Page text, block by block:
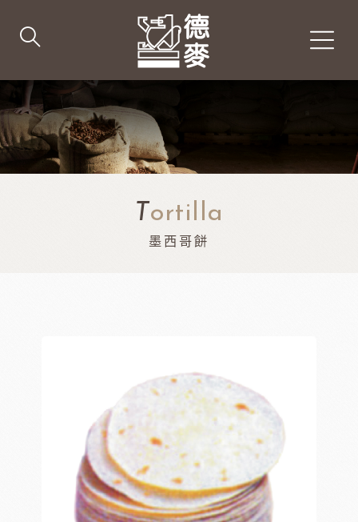
T ortilla
墨西哥餅